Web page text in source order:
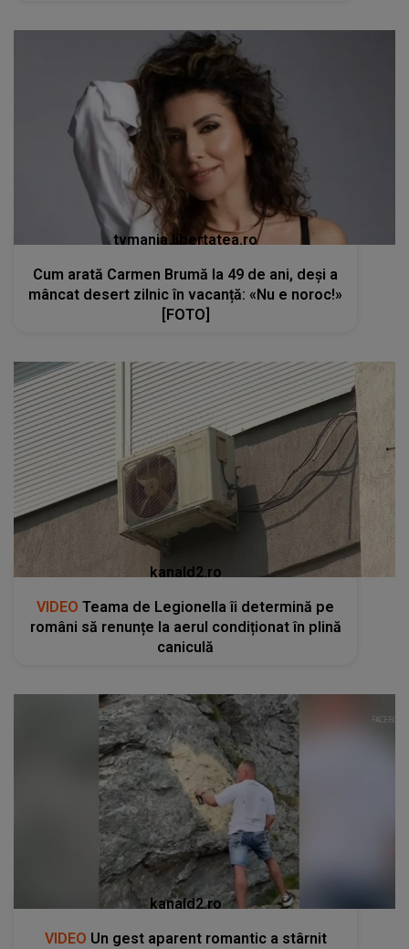
tvmania.libertatea.ro
Cum arată Carmen Brumă la 49 de ani, deși a
mâncat desert zilnic în vacanță: «Nu e noroc!»
[FOTO]
kanald2.ro
VIDEO Teama de Legionella îi determină pe
români să renunțe la aerul condiționat în plină
caniculă
kanald2.ro
VIDEO Un gest aparent romantic a stârnit